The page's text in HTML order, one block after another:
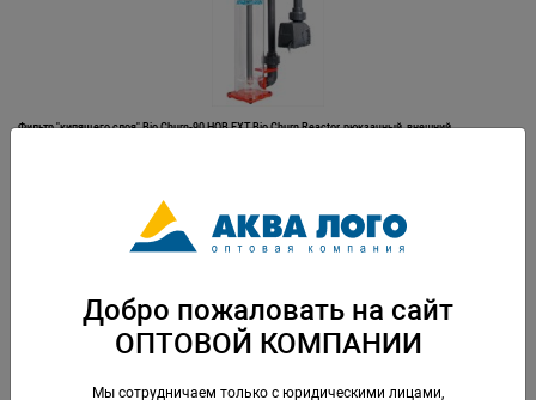
Фильтр "кипящего слоя" Bio Churn-90 HOB EXT Bio Churn Reactor, рюкзачный, внешний
Добро пожаловать на сайт
ОПТОВОЙ КОМПАНИИ
Мы сотрудничаем только с юридическими лицами,